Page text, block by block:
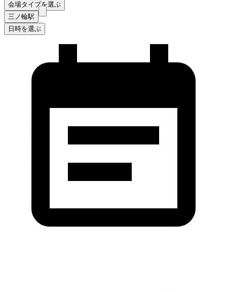
会場タイプを選ぶ
三ノ輪駅
日時を選ぶ